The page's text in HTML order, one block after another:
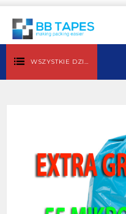
WSZYSTKIE DZIAŁY